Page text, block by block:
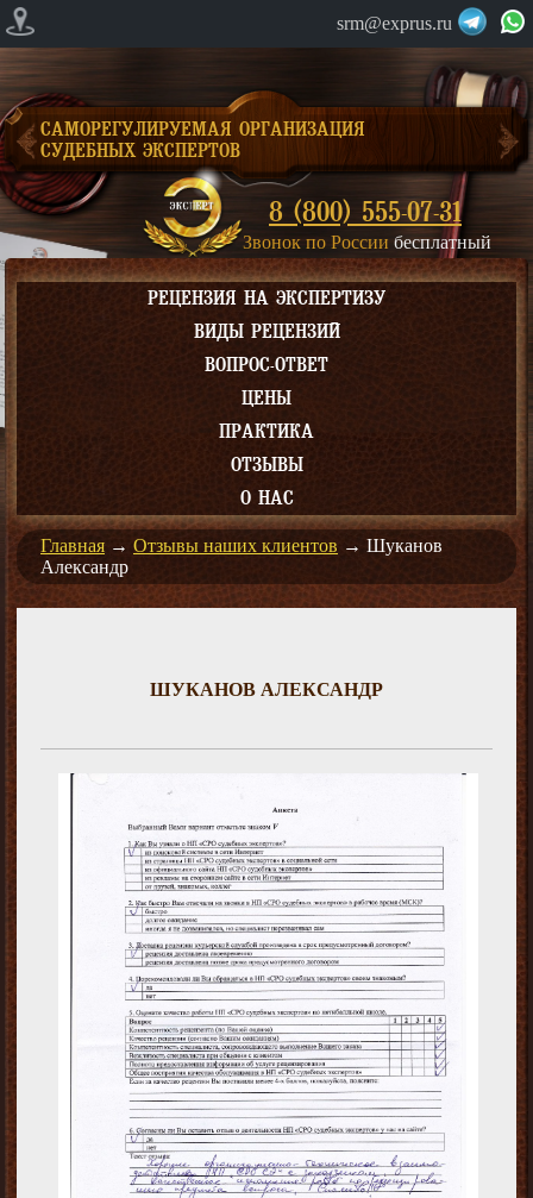
srm@exprus.ru
САМОРЕГУЛИРУЕМАЯ ОРГАНИЗАЦИЯ
СУДЕБНЫХ ЭКСПЕРТОВ
8 (800) 555-07-31
Звонок по России бесплатный
РЕЦЕНЗИЯ НА ЭКСПЕРТИЗУ
ВИДЫ РЕЦЕНЗИЙ
ВОПРОС-ОТВЕТ
ЦЕНЫ
ПРАКТИКА
ОТЗЫВЫ
О НАС
Главная → Отзывы наших клиентов → Шуканов
Александр
ШУКАНОВ АЛЕКСАНДР